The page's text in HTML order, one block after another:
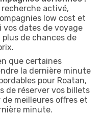
activé,
low cost et
vos dates de voyage
de chances de
que certaines
la dernière minute
pour Roatan,
de réserver vos billets
meilleures offres et
minute.